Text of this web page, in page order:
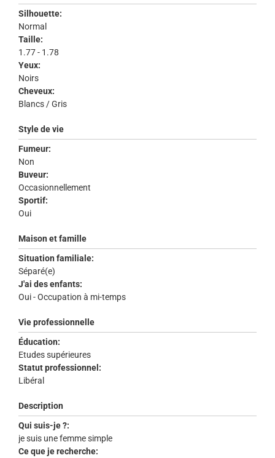
Silhouette:
Normal
Taille:
1.77 - 1.78
Yeux:
Noirs
Cheveux:
Blancs / Gris
Style de vie
Fumeur:
Non
Buveur:
Occasionnellement
Sportif:
Oui
Maison et famille
Situation familiale:
Séparé(e)
J'ai des enfants:
Oui - Occupation à mi-temps
Vie professionnelle
Éducation:
Etudes supérieures
Statut professionnel:
Libéral
Description
Qui suis-je ?:
je suis une femme simple
Ce que je recherche: